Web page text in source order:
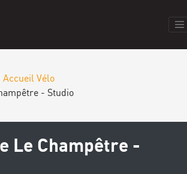
Accueil Vélo
- Studio
Le Champêtre -